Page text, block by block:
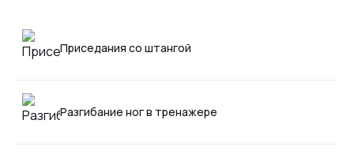
Приседания со штангой
Разгибание ног в тренажере